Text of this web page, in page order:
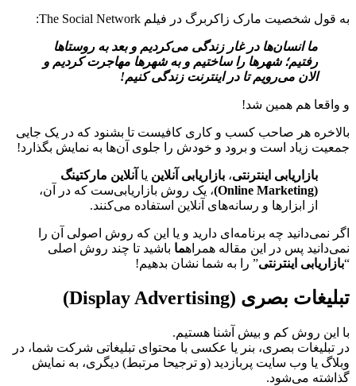
به قول شخصیت مارک زاکربرگ در فیلم The Social Network:
ما انسان‌ها در غار زندگی می‌کردیم و بعد به روستاها
رفتیم؛ شهرها را ساختیم و به شهرها مهاجرت کردیم و
الان می‌رویم تا در اینترنت زندگی کنیم!
و واقعا هم همین شد!
بالاخره هر صاحب کسب و کاری کافیست تا بشنود که در یک جایی
جمعیت زیاد است و برود و خودش را جلوی آنها به نمایش بگذارد!
بازاریابی اینترنتی، بازاریابی آنلاین یا آنلاین مارکتینگ
(Online Marketing)
، یک روش بازاریابیست که در آن،
از ابزارها و رسانههای آنلاین استفاده میکنند.
اگر نمیدانید چه برنامه ای دارید و یا این که روش اصولی آن را
نمیدانید پس در این مقاله همراهما باشید تا چند روش اصلی
“بازاریابی اینترنتی” را به شما نشان بدهیم!
تبلیغات بصری (Display Advertising)
با این روش کم و بیش آشنا هستیم.
در تبلیغات بصری، بنر یا عکسی با محتوای تبلیغاتی شرکت شما، در
وبلاگ یا وب سایت پربازدید (و ترجیحا مرتبط) دیگری، به نمایش
گذاشته میشود.